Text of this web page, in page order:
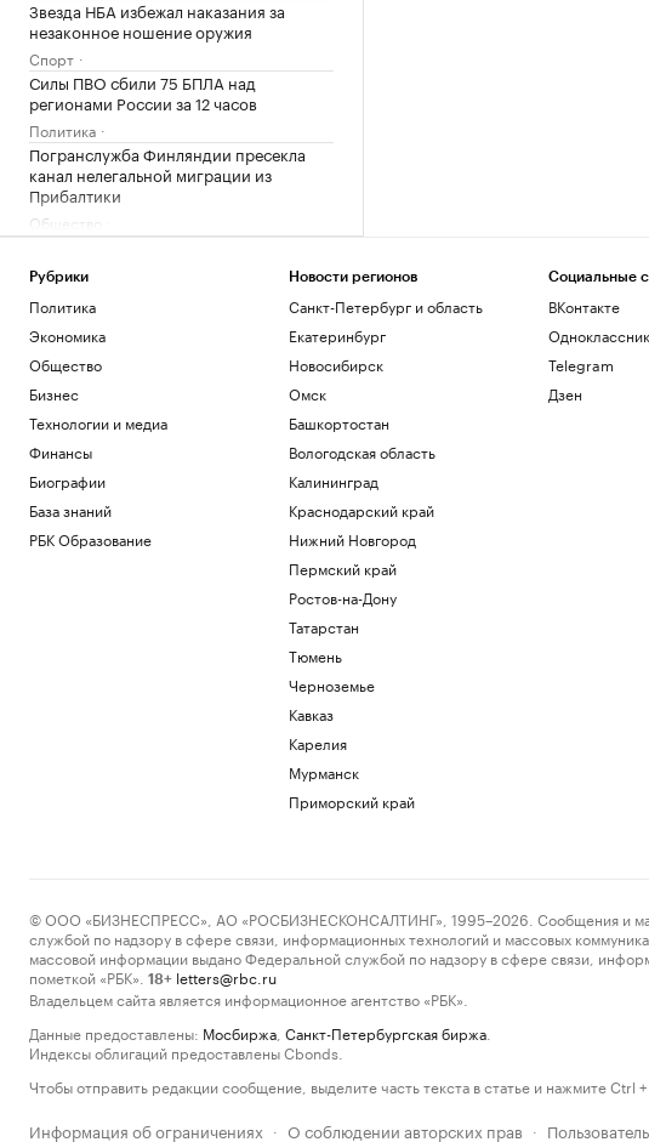
Звезда НБА избежал наказания за
незаконное ношение оружия
Спорт
Силы ПВО сбили 75 БПЛА над
регионами России за 12 часов
Политика
Погранслужба Финляндии пресекла
канал нелегальной миграции из
Прибалтики
Общество
Видеоитоги РБК
Что будет после принятия сенатом
билля Грэма о санкциях против России
Политика
Минтруд раскрыл, кто получит право
Общество
Рубрики
Политика
Экономика
Общество
Бизнес
Технологии и медиа
Финансы
Биографии
База знаний
РБК Образование
Новости регионов
Санкт-Петербург и область
Екатеринбург
Новосибирск
Омск
Башкортостан
Вологодская область
Калининград
Краснодарский край
Нижний Новгород
Пермский край
Ростов-на-Дону
Татарстан
Тюмень
Черноземье
Кавказ
Карелия
Мурманск
Приморский край
Социальные
ВКонтакте
Telegram
Дзен
© ООО «БИЗНЕСПРЕСС», АО «РОСБИЗНЕСКОНСАЛТИНГ», 1995–2026. Сообщения и
службой по надзору в сфере связи, информационных технологий и массовых
массовой информации выдано Федеральной службой по надзору в сфере связи,
пометкой «РБК».
18+ letters@rbc.ru
Владельцем сайта является информационное агентство «РБК».
Данные предоставлены: Мосбиржа Санкт-Петербургская биржа
Индексы облигаций предоставлены Cbonds.
Чтобы отправить редакции сообщение, выделите часть текста в статье и нажмите Ctrl
Информация об ограничениях · О соблюдении авторских прав ·